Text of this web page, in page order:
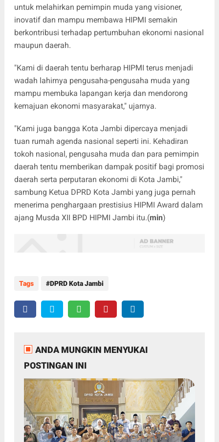
untuk melahirkan pemimpin muda yang visioner,
inovatif dan mampu membawa HIPMI semakin
berkontribusi terhadap pertumbuhan ekonomi nasional
maupun daerah.
"Kami di daerah tentu berharap HIPMI terus menjadi
wadah lahirnya pengusaha-pengusaha muda yang
mampu membuka lapangan kerja dan mendorong
kemajuan ekonomi masyarakat," ujarnya.
"Kami juga bangga Kota Jambi dipercaya menjadi
tuan rumah agenda nasional seperti ini. Kehadiran
tokoh nasional, pengusaha muda dan para pemimpin
daerah tentu memberikan dampak positif bagi promosi
daerah serta perputaran ekonomi di Kota Jambi,"
sambung Ketua DPRD Kota Jambi yang juga pernah
menerima penghargaan prestisius HIPMI Award dalam
ajang Musda XII BPD HIPMI Jambi itu.(min)
Tags DPRD Kota Jambi
ANDA MUNGKIN MENYUKAI
POSTINGAN INI